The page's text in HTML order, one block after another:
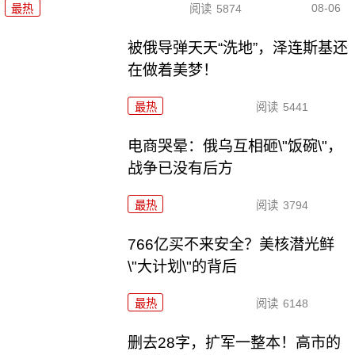
最热 阅读 5874 08-06
被俄导弹天天“洗地”，泽连斯基还
在做着美梦！
最热 阅读 5441
电商哭晕：俄乌互相砸\"饭碗\"，
战争已没有后方
最热 阅读 3794
766亿买不来安全？美核潜光鲜
\"大计划\"的背后
最热 阅读 6148
删去28字，扩军一整本！高市的